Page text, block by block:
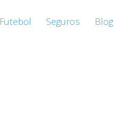
Futebol Seguros Blog